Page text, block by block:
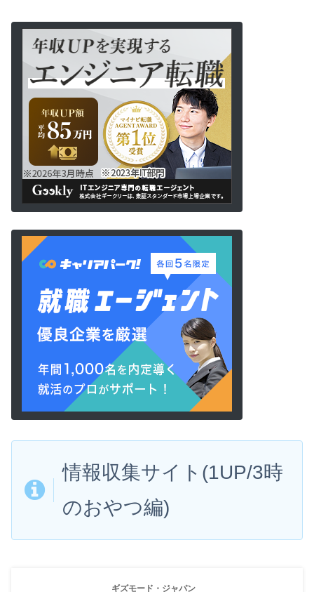
情報収集サイト(1UP/3時
のおやつ編)
ギズモード・ジャパン